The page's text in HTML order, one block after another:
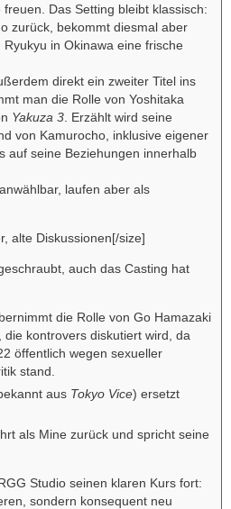
Das Setting bleibt klassisch:
zurück, bekommt diesmal aber
in Okinawa eine frische
direkt ein zweiter Titel ins
man die Rolle von Yoshitaka
Yakuza 3 . Erzählt wird seine
von Kamurocho, inklusive eigener
auf seine Beziehungen innerhalb
laufen aber als
alte Diskussionen[/size]
auch das Casting hat
die Rolle von Go Hamazaki
die kontrovers diskutiert wird, da
öffentlich wegen sexueller
stand.
aus Tokyo Vice) ersetzt
als Mine zurück und spricht seine
Studio seinen klaren Kurs fort:
sondern konsequent neu